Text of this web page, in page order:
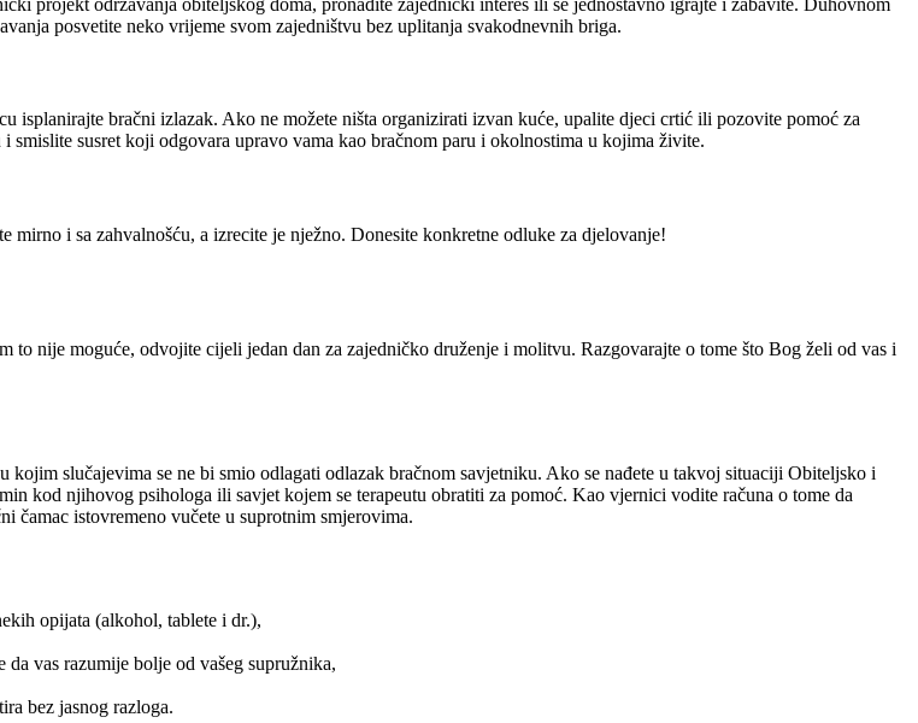
posvetite neko vrijeme svom zajedništvu bez uplitanja svakodnevnih briga.
isplanirajte bračni izlazak. Ako ne možete ništa organizirati izvan kuće, upalite djeci crtić ili pozovite pomoć za
susret koji odgovara upravo vama kao bračnom paru i okolnostima u kojima živite.
i sa zahvalnošću, a izrecite je nježno. Donesite konkretne odluke za djelovanje!
to nije moguće, odvojite cijeli jedan dan za zajedničko druženje i molitvu. Razgovarajte o tome što Bog želi od vas i
slučajevima se ne bi smio odlagati odlazak bračnom savjetniku. Ako se nađete u takvoj situaciji Obiteljsko i
kod njihovog psihologa ili savjet kojem se terapeutu obratiti za pomoć. Kao vjernici vodite računa o tome da
čamac istovremeno vučete u suprotnim smjerovima.
opijata (alkohol, tablete i dr.),
vas razumije bolje od vašeg supružnika,
bez jasnog razloga.